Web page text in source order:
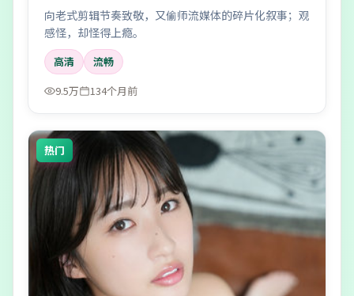
向老式剪辑节奏致敬，又偷师流媒体的碎片化叙事；观
感怪，却怪得上瘾。
高清
流畅
9.5万
134个月前
热门